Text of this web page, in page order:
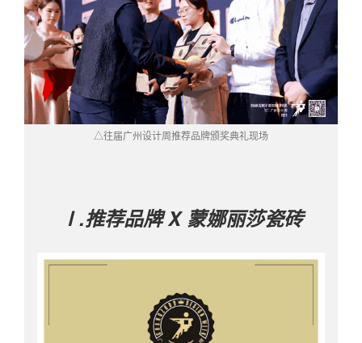
△往届广州设计周推荐品牌颁奖典礼现场
Ⅰ.推荐品牌X 蒙娜丽莎瓷砖